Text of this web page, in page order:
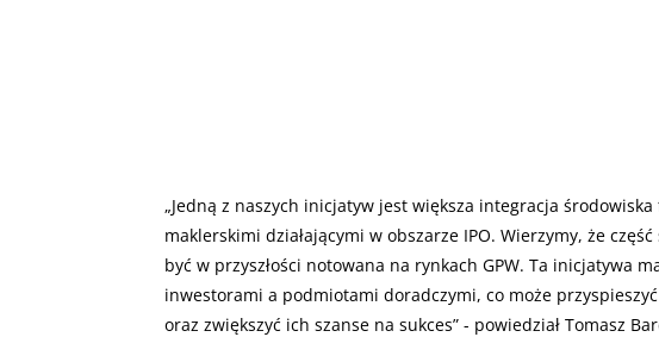
„Jedną z naszych inicjatyw jest większa integracja
maklerskimi działającymi w obszarze IPO. Wierzymy, że
być w przyszłości notowana na rynkach GPW. Ta inicjatywa
inwestorami a podmiotami doradczymi, co może
oraz zwiększyć ich szanse na sukces” - powiedział Tomasz